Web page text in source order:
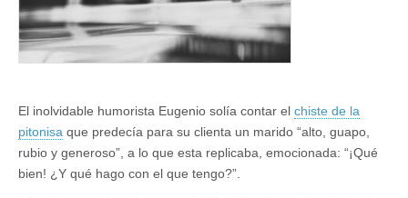
El inolvidable humorista Eugenio solía contar el chiste de la
pitonisa que predecía para su clienta un marido “alto, guapo,
rubio y generoso”, a lo que esta replicaba, emocionada: “¡Qué
bien! ¿Y qué hago con el que tengo?”.